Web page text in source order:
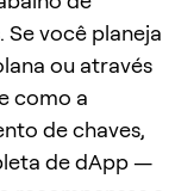
você planeja
ou através
como a
de chaves,
de dApp —